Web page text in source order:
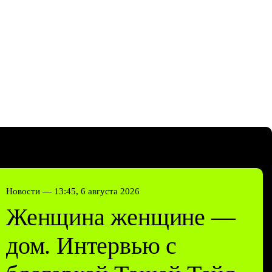
Новости — 13:45, 6 августа 2026
Женщина женщине —
дом. Интервью с